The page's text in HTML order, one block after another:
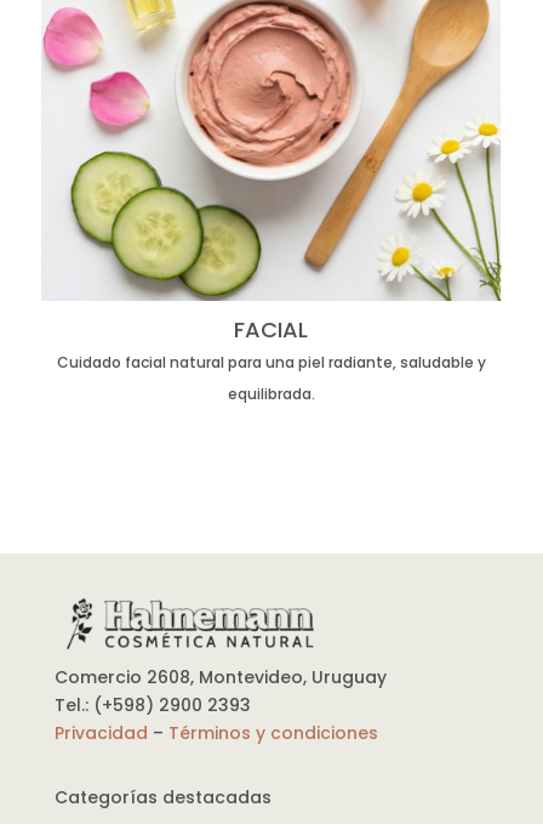
FACIAL
Cuidado facial natural para una piel radiante, saludable y
equilibrada.
Comercio 2608, Montevideo, Uruguay
Tel.: (+598) 2900 2393
Privacidad – Términos y condiciones
Categorías destacadas